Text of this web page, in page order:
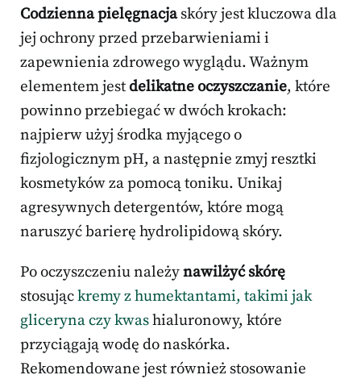
Codzienna pielęgnacjaskóry jest kluczowa dla
jej ochrony przed przebarwieniami i
zapewnienia zdrowego wyglądu. Ważnym
elementem jestdelikatne oczyszczanie, które
powinno przebiegać w dwóch krokach:
najpierw użyj środka myjącego o
fizjologicznym pH, a następnie zmyj resztki
kosmetyków za pomocą toniku. Unikaj
agresywnych detergentów, które mogą
naruszyć barierę hydrolipidową skóry.
Po oczyszczeniu należynawilżyć skórę
stosująckremy z humektantami, takimi jak
gliceryna czy kwashialuronowy, które
przyciągają wodę do naskórka.
Rekomendowane jest również stosowanie